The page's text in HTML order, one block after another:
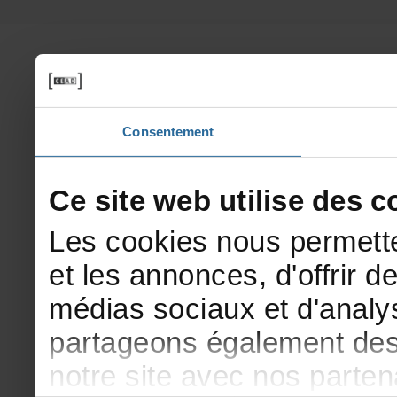
Consentement